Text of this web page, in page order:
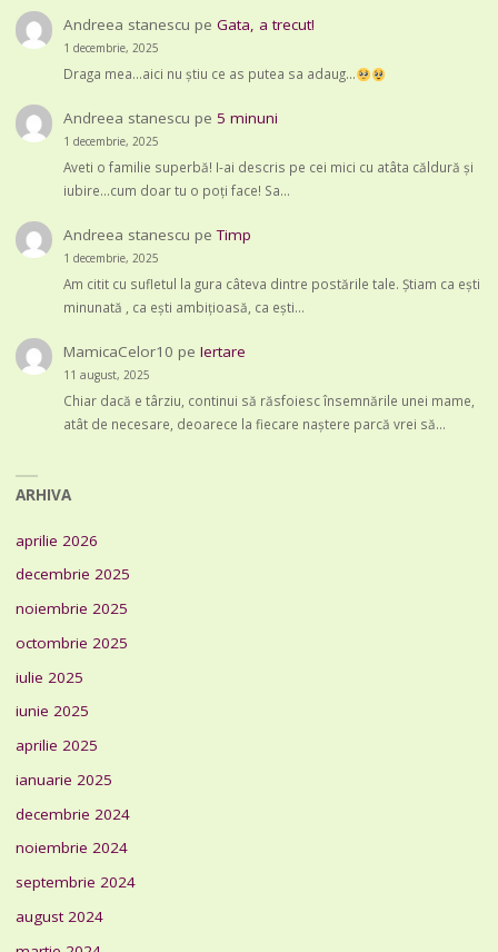
Andreea stanescu peGata, a trecut!
1 decembrie, 2025
Draga mea...aici nu știu ce as putea sa adaug...
Andreea stanescu pe 5 minuni
1 decembrie, 2025
Aveti o familie superbă! I-ai descris pe cei mici cu atâta căldură și
iubire...cum doar tu o poți face! Sa…
Andreea stanescu peTimp
1 decembrie, 2025
Am citit cu sufletul la gura câteva dintre postările tale. Știam ca ești
minunată , ca ești ambițioasă, ca ești…
MamicaCelor10 peIertare
11 august, 2025
Chiar dacă e târziu, continui să răsfoiesc însemnările unei mame,
atât de necesare, deoarece la fiecare naștere parcă vrei să…
ARHIVA
aprilie 2026
decembrie 2025
noiembrie 2025
octombrie 2025
iulie 2025
iunie 2025
aprilie 2025
ianuarie 2025
decembrie 2024
noiembrie 2024
septembrie 2024
august 2024